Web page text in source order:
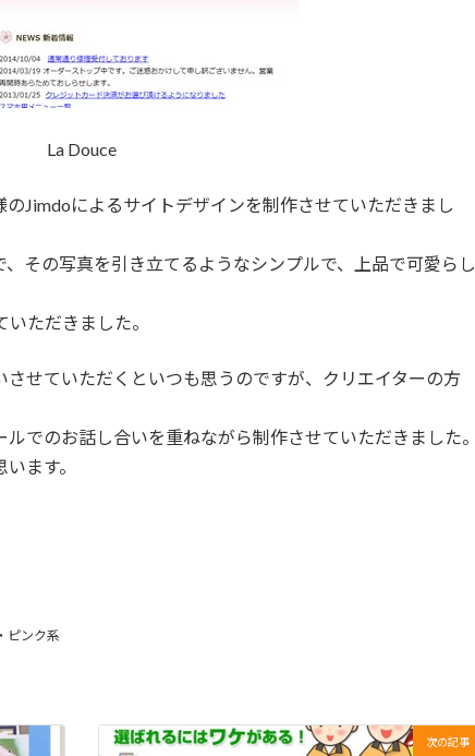
La Douce
Jimdoによるサイトデザインを制作させていただきまし
その写真を引き立てるようなシンプルで、上品で可愛らし
ただきました。
せていただくといつも思うのですが、クリエイターの方
でのお話し合いを重ねながら制作させていただきました。
ます。
ピンク系
次の記事